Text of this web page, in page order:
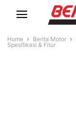
Home Berita Motor
Spesifikasi & Fitur